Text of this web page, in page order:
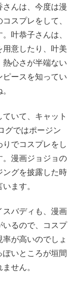
さんは、今度は漫
スプレをして、
叶恭子さんは、
用意したり、叶美
心さが半端ない
ピースを知ってい
いて、キャット
グではポージン
でコスプレをし
。漫画ジョジョの
ングを披露した時
ます。
スバディも、漫画
いるので、コスプ
が高いのでしょ
いところが垣間
せん。